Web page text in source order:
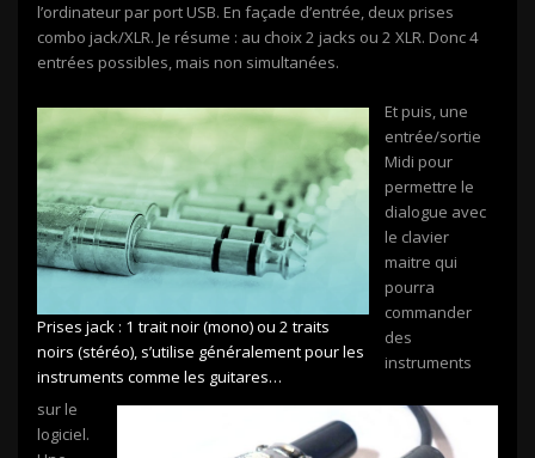
l’ordinateur par port USB. En façade d’entrée, deux prises
combo jack/XLR. Je résume : au choix 2 jacks ou 2 XLR. Donc 4
entrées possibles, mais non simultanées.
Prises jack : 1 trait noir (mono) ou 2 traits
noirs (stéréo), s’utilise généralement pour les
instruments comme les guitares…
Et puis, une
entrée/sortie
Midi pour
permettre le
dialogue avec
le clavier
maitre qui
pourra
commander
des
instruments
sur le
logiciel.